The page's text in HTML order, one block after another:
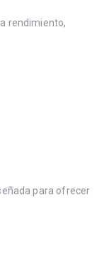
rendimiento,
para ofrecer